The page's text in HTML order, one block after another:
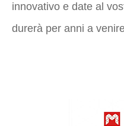
innovativo e date al
durerà per anni a